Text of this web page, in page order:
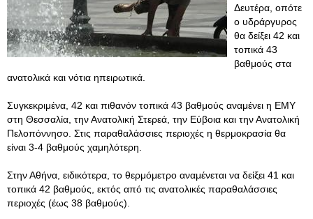
Δευτέρα, οπότε
ο υδράργυρος
θα δείξει 42 και
τοπικά 43
βαθμούς στα
ανατολικά και νότια ηπειρωτικά.
Συγκεκριμένα, 42 και πιθανόν τοπικά 43 βαθμούς αναμένει η ΕΜΥ
στη Θεσσαλία, την Ανατολική Στερεά, την Εύβοια και την Ανατολική
Πελοπόννησο. Στις παραθαλάσσιες περιοχές η θερμοκρασία θα
είναι 3-4 βαθμούς χαμηλότερη.
Στην Αθήνα, ειδικότερα, το θερμόμετρο αναμένεται να δείξει 41 και
τοπικά 42 βαθμούς, εκτός από τις ανατολικές παραθαλάσσιες
περιοχές (έως 38 βαθμούς).